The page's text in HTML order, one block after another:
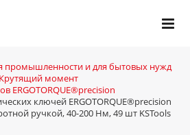
промышленности и для бытовых нужд
Крутящий момент
ERGOTORQUE®precision
ключей ERGOTORQUE®precision
ручкой, 40-200 Нм, 49 шт KSTools